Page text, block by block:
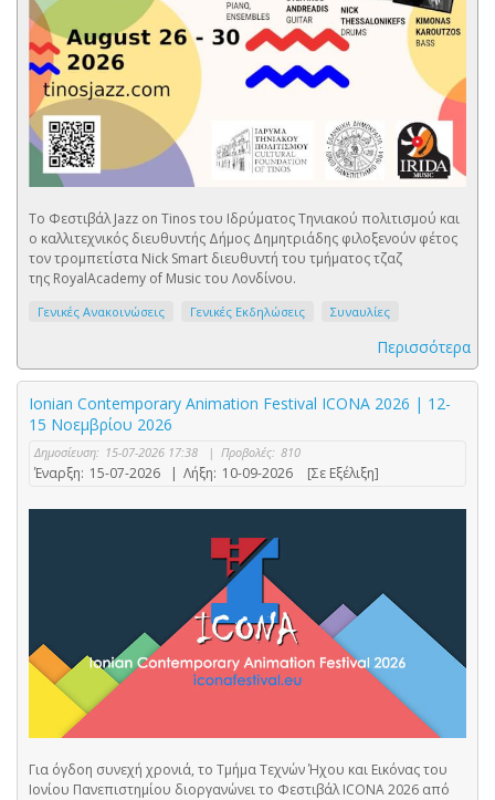
Το Φεστιβάλ Jazz on Tinos του Ιδρύματος Τηνιακού πολιτισμού και
ο καλλιτεχνικός διευθυντής Δήμος Δημητριάδης φιλοξενούν φέτος
τον τρομπετίστα Nick Smart διευθυντή του τμήματος τζαζ
της RoyalAcademy of Music του Λονδίνου.
Γενικές Ανακοινώσεις Γενικές Εκδηλώσεις Συναυλίες
Περισσότερα
Ionian Contemporary Animation Festival ICONA 2026 | 12-
15 Νοεμβρίου 2026
Δημοσίευση: 15-07-2026 17:38 | Προβολές: 810
Έναρξη: 15-07-2026 | Λήξη: 10-09-2026 [Σε Εξέλιξη]
Για όγδοη συνεχή χρονιά, το Τμήμα Τεχνών Ήχου και Εικόνας του
Ιονίου Πανεπιστημίου διοργανώνει το Φεστιβάλ ICONA 2026 από